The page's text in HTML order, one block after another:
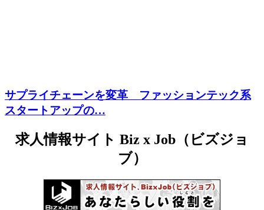
サプライチェーンを変革 ファッションテック系
スタートアップの…
求人情報サイト Biz x Job（ビズジョ
ブ）